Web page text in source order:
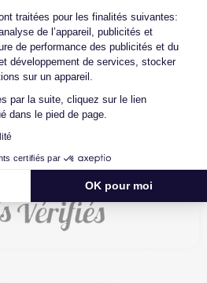
traitées pour les finalités suivantes:
de l’appareil, publicités et
de performance des publicités et du
développement de services, stocker
sur un appareil.
par la suite, cliquez sur le lien
dans le pied de page.
certifiés par
OK pour moi
consent
4.6/5
en tête des sites de
4.6/5
Excellent